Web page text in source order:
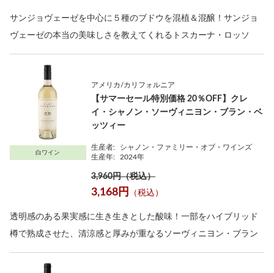
サンジョヴェーゼを中心に５種のブドウを混植＆混醸！サンジョ
ヴェーゼの本当の美味しさを教えてくれるトスカーナ・ロッソ
白ワイン
アメリカ/カリフォルニア
【サマーセール特別価格 20％OFF】クレ
イ・シャノン・ソーヴィニヨン・ブラン・ベ
ッツィー
生産者:
シャノン・ファミリー・オブ・ワインズ
生産年:
2024年
3,960円（税込）
3,168円 （税込）
透明感のある果実感に生き生きとした酸味！一部をハイブリッド
樽で熟成させた、清涼感と厚みが重なるソーヴィニヨン・ブラン